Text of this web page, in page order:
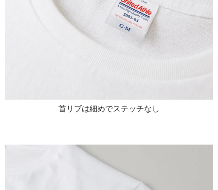
首リブは細めでステッチなし